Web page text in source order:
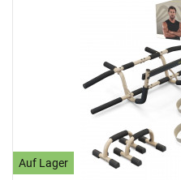
Auf Lager